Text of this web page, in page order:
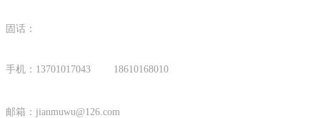
固话：
手机：13701017043 18610168010
邮箱： jianmuwu@126.com